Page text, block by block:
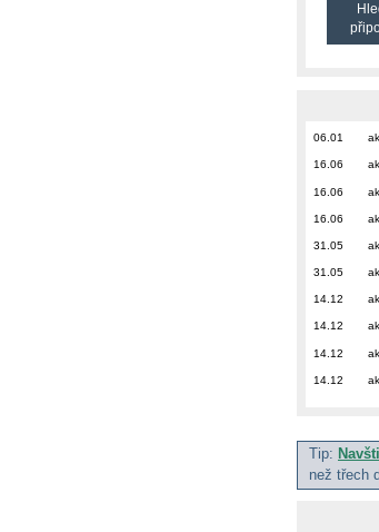
06.01
16.06
16.06
16.06
31.05
31.05
14.12
14.12
14.12
14.12
Tip:
než třech